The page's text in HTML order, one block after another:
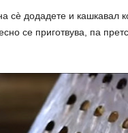
сè додадете и кашкавал
се приготвува, па